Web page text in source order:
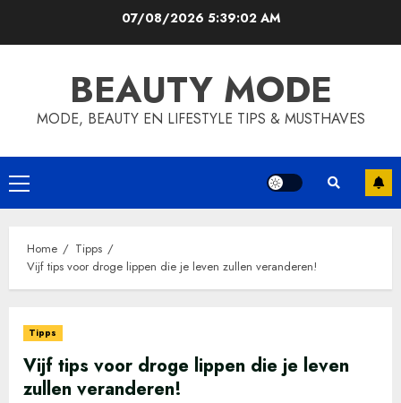
07/08/2026 5:39:02 AM
BEAUTY MODE
MODE, BEAUTY EN LIFESTYLE TIPS & MUSTHAVES
Primary
Menu
Home
Tipps
Vijf tips voor droge lippen die je leven zullen veranderen!
Tipps
Vijf tips voor droge lippen die je leven
zullen veranderen!